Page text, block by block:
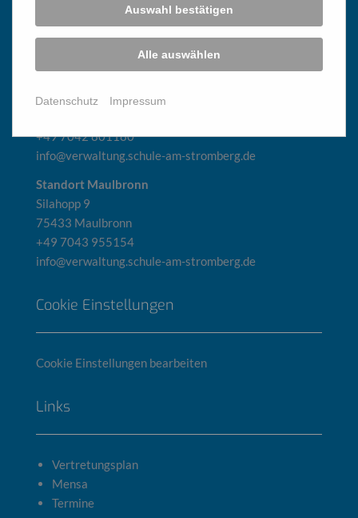
GMS Illingen-Maulbronn
Schulstraße 9
+49 7042 801180
info@verwaltung.schule-am-stromberg.de
Standort Maulbronn
Silahopp 9
75433 Maulbronn
+49 7043 955154
info@verwaltung.schule-am-stromberg.de
Cookie Einstellungen
Cookie Einstellungen bearbeiten
Links
Vertretungsplan
Mensa
Termine
Auswahl bestätigen
Alle auswählen
Datenschutz Impressum